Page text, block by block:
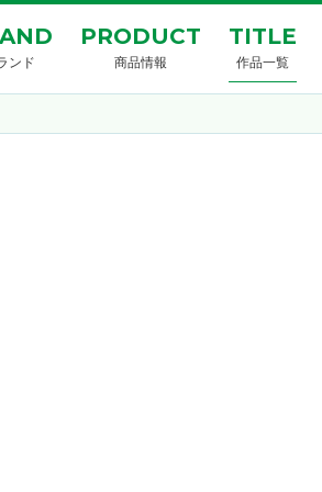
ンド
PRODUCT
商品情報
TITLE
作品一覧